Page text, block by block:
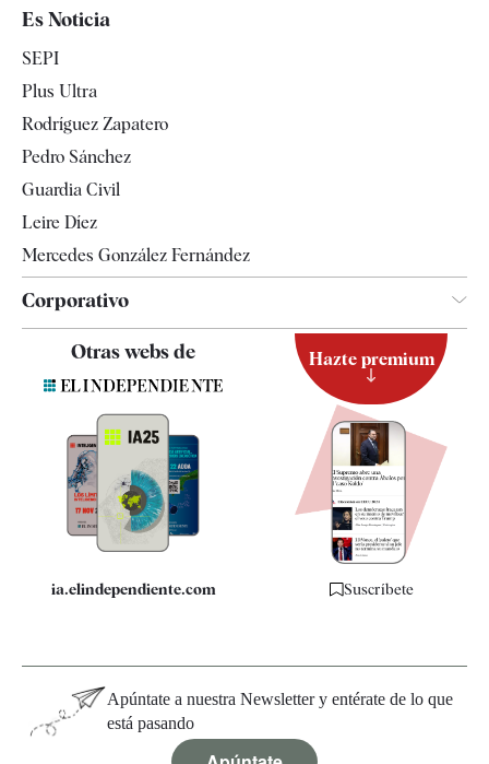
Televisión
Es Noticia
SEPI
Plus Ultra
Rodríguez Zapatero
Pedro Sánchez
Guardia Civil
Leire Díez
Mercedes González Fernández
Corporativo
Quiénes somos
Especificaciones
Otras webs de
ia.elindependiente.com
Hazte premium
Suscríbete
Apúntate a nuestra Newsletter y entérate de lo que
está pasando